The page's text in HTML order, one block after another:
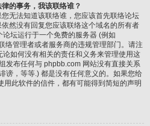
的事务，我该联络谁？
无法知道该联络谁，您应该首先联络论坛
然没有回复您应该联络这个域名的所有者
论坛运行于一个免费的服务器 (例如
络管理者或者服务商的违规管理部门。请注
如何没有相关的责任和义务来管理使用这
发布任何与 phpbb.com 网站没有直接关系
谤，等等.) 都是没有任何意义的。如果您给
此软件的信件，都有可能得到简短的声明